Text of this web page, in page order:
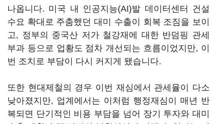
나옵니다. 미국 내 인공지능(AI)발 데이터센터 건설
수요 확대로 주춤했던 대미 수출이 회복 조짐을 보이
고, 정부의 중국산 저가 철강재에 대한 반덤핑 관세
부과 등으로 업황도 점차 개선되는 흐름이었지만, 이
번 조치로 부담이 다시 커지게 됐습니다.
또한 현대제철의 경우 이번 재심에서 관세율이 다소
낮아졌지만, 업계에서는 이처럼 행정재심이 매년 반
복되면 단기적인 비용 부담을 넘어 장기 투자와 대미